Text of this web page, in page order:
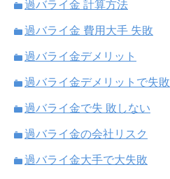
過バライ金 計算方法
過バライ金 費用大手 失敗
過バライ金デメリット
過バライ金デメリットで失敗
過バライ金で失 敗しない
過バライ金の会社リスク
過バライ金大手で大失敗